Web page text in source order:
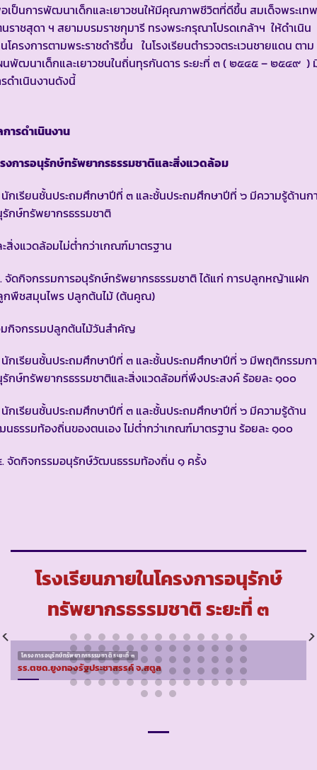
เป็นการพัฒนาเด็กและเยาวชนให้มีคุณภาพชีวิตที่ดีขึ้น สมเด็จพระเทพ
ราชสุดา ฯ สยามบรมราชกุมารี ทรงพระกรุณาโปรดเกล้าฯ ให้ดำเนิน
โครงการตามพระราชดำริขึ้น ในโรงเรียนตำรวจตระเวนชายแดน ตาม
พัฒนาเด็กและเยาวชนในถิ่นทุรกันดาร ระยะที่ ๓ ( ๒๕๔๕ – ๒๕๔๙ )
ดำเนินงานดังนี้
ารดำเนินงาน
งการอนุรักษ์ทรัพยากรธรรมชาติและสิ่งแวดล้อม
กเรียนชั้นประถมศึกษาปีที่ ๓ และชั้นประถมศึกษาปีที่ ๖ มีความรู้ด้านก
กษ์ทรัพยากรธรรมชาติ
สิ่งแวดล้อมไม่ต่ำกว่าเกณฑ์มาตรฐาน
ดกิจกรรมการอนุรักษ์ทรัพยากรธรรมชาติ ได้แก่ การปลูกหญ้าแฝก
กพืชสมุนไพร ปลูกต้นไม้ (ต้นคูณ)
กิจกรรมปลูกต้นไม้วันสำคัญ
กเรียนชั้นประถมศึกษาปีที่ ๓ และชั้นประถมศึกษาปีที่ ๖ มีพฤติกรรมก
กษ์ทรัพยากรธรรมชาติและสิ่งแวดล้อมที่พึงประสงค์ ร้อยละ ๑๐๐
กเรียนชั้นประถมศึกษาปีที่ ๓ และชั้นประถมศึกษาปีที่ ๖ มีความรู้ด้าน
ธรรมท้องถิ่นของตนเอง ไม่ต่ำกว่าเกณฑ์มาตรฐาน ร้อยละ ๑๐๐
ดกิจกรรมอนุรักษ์วัฒนธรรมท้องถิ่น ๑ ครั้ง
โรงเรียนภายในโครงการอนุรักษ์
ทรัพยากรธรรมชาติ ระยะที่ ๓
โครงการอนุรักษ์ทรัพยากรธรรมชาติ ระยะที่ ๓
รร.ตชด.ยูงทองรัฐประชาสรรค์ จ.สตูล